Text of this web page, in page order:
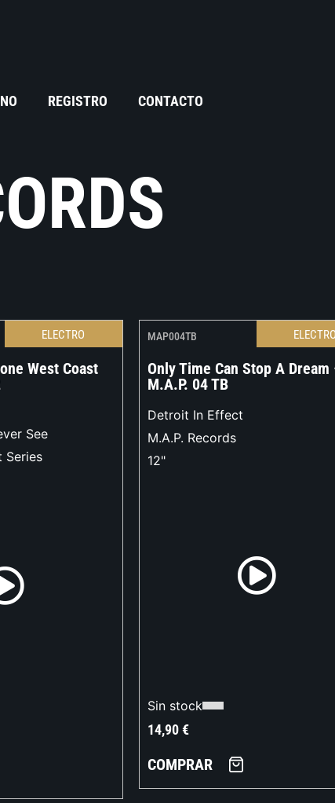
REGISTRO CONTACTO
ELECTRO
West Coast
See
Series
MAP004TB
Only Time Can Stop A Dream
M.A.P. 04 TB
Detroit In Effect
M.A.P. Records
12"
Sin stock
14,90€
COMPRAR